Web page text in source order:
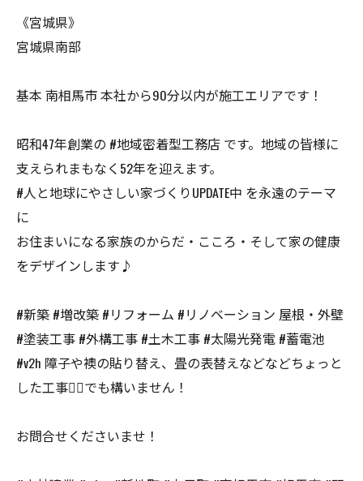
《宮城県》
宮城県南部
基本 南相馬市 本社から90分以内が施工エリアです！
昭和47年創業の #地域密着型工務店 です。地域の皆様に
支えられまもなく52年を迎えます。
#人と地球にやさしい家づくりUPDATE中 を永遠のテーマ
に
お住まいになる家族のからだ・こころ・そして家の健康
をデザインします♪
#新築 #増改築 #リフォーム #リノベーション 屋根・外壁
#塗装工事 #外構工事 #土木工事 #太陽光発電 #蓄電池
#v2h 障子や襖の貼り替え、畳の表替えなどなどちょっと
した工事👷‍♂️でも構いません！
お問合せくださいませ！